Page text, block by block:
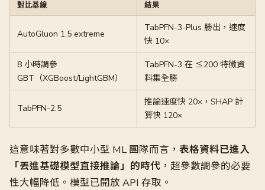
對比基線 結果
AutoGluon 1.5 extreme
TabPFN-3-Plus 勝出，速度
快 10×
8 小時調參
GBT（XGBoost/LightGBM）
TabPFN-3 在 ≤200 特徵資
料集全勝
TabPFN-2.5
推論速度快 20×，SHAP 計
算快 120×
這意味著對多數中小型 ML 團隊而言， 表格資料已進入
「丟進基礎模型直接推論」的時代 ，超參數調參的必要
性大幅降低。模型已開放 API 存取。